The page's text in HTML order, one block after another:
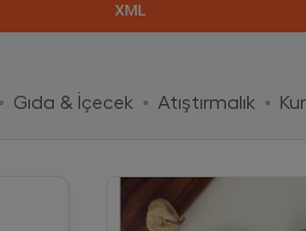
XML
Gıda & İçecek Atıştırmalık